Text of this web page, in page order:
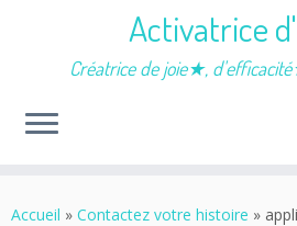
au
Activatrice
Créatrice de joie★,
Accueil » Contactez votre histoire »